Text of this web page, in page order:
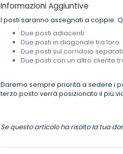
Informazioni Aggiuntive
I posti saranno assegnati a coppie.
Due posti adiacenti
Due posti in diagonale tra loro
Due posti sul corridoio
Due posti con un altro cliente
Daremo sempre priorità a sedere i
terzo posto verrà posizionato il più
Se questo articolo ha risolto la tua